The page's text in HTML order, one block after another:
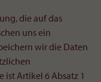
die auf das
uns ein
wir die Daten
Artikel 6 Absatz 1